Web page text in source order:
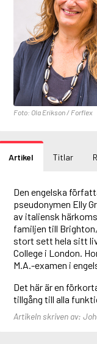
Foto: Ola Erikson / Forflex
Artikel Titlar
Den engelska
pseudonymen Elly
av italiensk
familjen till
stort sett hela sitt
College i London.
M.A.-examen i
Det här är en
tillgång till alla
Artikeln skriven av: